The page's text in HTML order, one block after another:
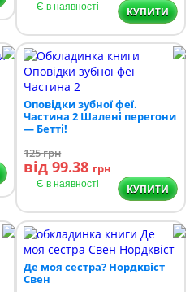
Є в наявності КУПИТИ
Оповідки зубної феї.
Частина 2 Шалені перегони
— Бетті!
125грн
від 99.38 грн
Є в наявності КУПИТИ
Де моя сестра? Нордквіст
Свен